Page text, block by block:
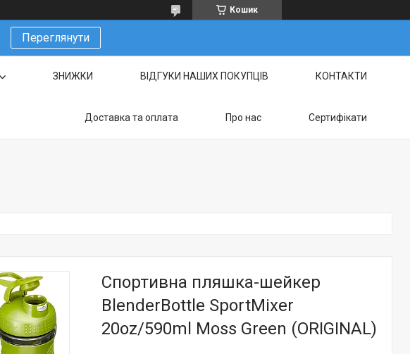
Кошик
Переглянути
ЗНИЖКИ ВІДГУКИ НАШИХ ПОКУПЦІВ КОНТАКТИ
Доставка та оплата Про нас Сертифікати
Спортивна пляшка-шейкер
BlenderBottle SportMixer
20oz/590ml Moss Green (ORIGINAL)